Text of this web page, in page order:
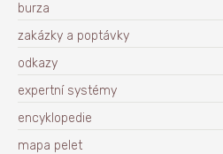
burza
zakázky a poptávky
odkazy
expertní systémy
encyklopedie
mapa pelet